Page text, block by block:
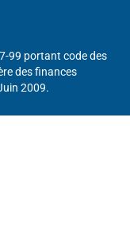
99 portant code des
des finances
2009.